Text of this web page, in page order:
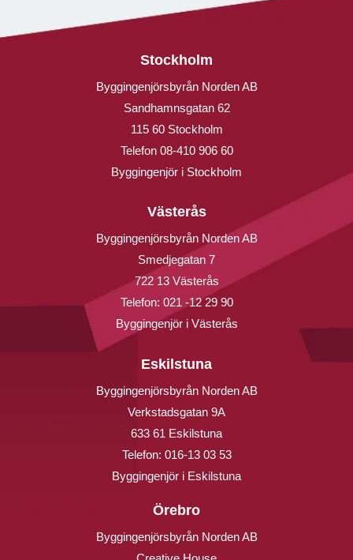
Stockholm
Byggingenjörsbyrån Norden AB
Sandhamnsgatan 62
115 60 Stockholm
Telefon 08-410 906 60
Byggingenjör i Stockholm
Västerås
Byggingenjörsbyrån Norden AB
Smedjegatan 7
722 13 Västerås
Telefon: 021 -12 29 90
Byggingenjör i Västerås
Eskilstuna
Byggingenjörsbyrån Norden AB
Verkstadsgatan 9A
633 61 Eskilstuna
Telefon: 016-13 03 53
Byggingenjör i Eskilstuna
Örebro
Byggingenjörsbyrån Norden AB